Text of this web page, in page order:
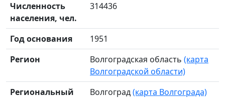
Численность
населения, чел.
314436
Год основания
1951
Регион
Волгоградская область (карта
Волгоградской области)
Региональный
Волгоград(карта Волгограда)